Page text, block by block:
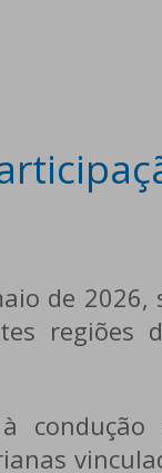
de 2026,
regiões